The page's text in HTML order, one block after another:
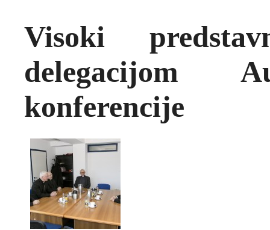
Visoki
delegacijom
konferencije